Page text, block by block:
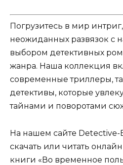
Погрузитесь в мир
неожиданных развязок с
выбором детективных
жанра. Наша коллекция
современные триллеры,
детективы, которые
тайнами и поворотами
На нашем сайте
скачать или читать
книги «Во временное